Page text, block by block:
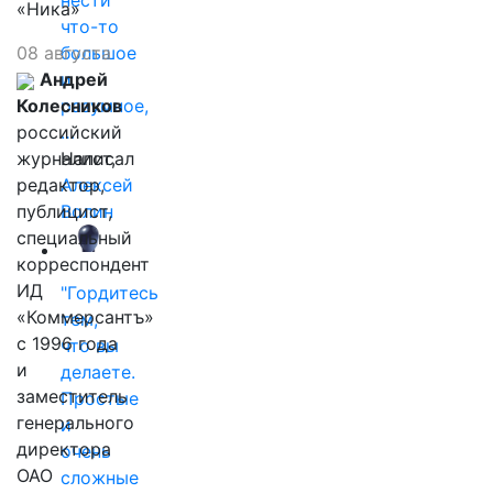
что-то
большое
и
разумное,
…
Написал
Алексей
Волин
"Гордитесь
тем,
что вы
делаете.
Простые
и
очень
сложные
«Ника»
08 августа
Андрей
Колесников
российский
журналист,
редактор,
публицист,
специальный
корреспондент
ИД
«Коммерсантъ»
с 1996 года
и
заместитель
генерального
директора
ОАО